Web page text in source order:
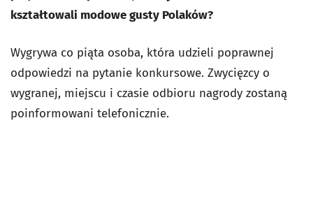
kształtowali modowe gusty Polaków?
Wygrywa co piąta osoba, która udzieli poprawnej
odpowiedzi na pytanie konkursowe. Zwycięzcy o
wygranej, miejscu i czasie odbioru nagrody zostaną
poinformowani telefonicznie.